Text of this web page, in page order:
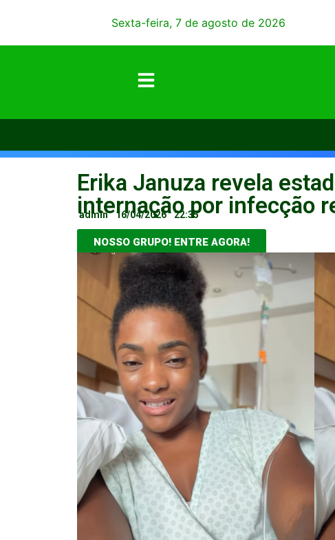
Sexta-feira, 7 de agosto de 2026
Erika Januza revela
internação por infecção
admin 16/04/2026 22:35
NOSSO GRUPO! ENTRE AGORA!